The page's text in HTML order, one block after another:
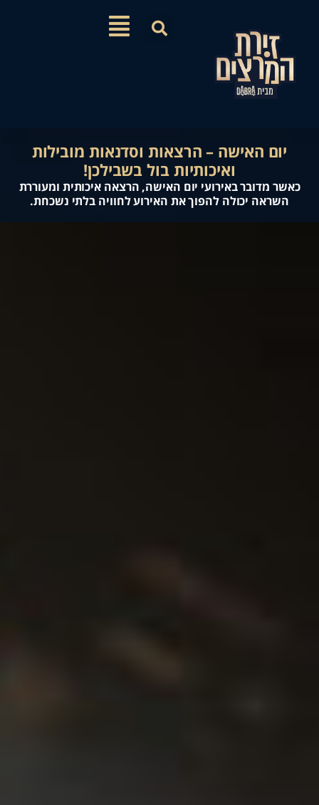
האישה – הרצאות וסדנאות מובילות
ואיכותיות בול בשבילכן!
באירועי יום האישה, הרצאה איכותית ומעוררת
יכולה להפוך את האירוע לחוויה בלתי נשכחת.